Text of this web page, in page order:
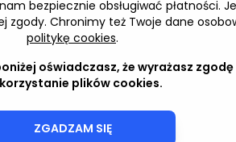
każdą kieszeń” to
nie obciążą
jak i wytrawne dania
bezpiecznie obsługiwać płatności.
zgody. Chronimy też Twoje dane
politykę cookies.
oświadczasz, że wyrażasz zgodę
plików cookies.
ZGADZAM SIĘ